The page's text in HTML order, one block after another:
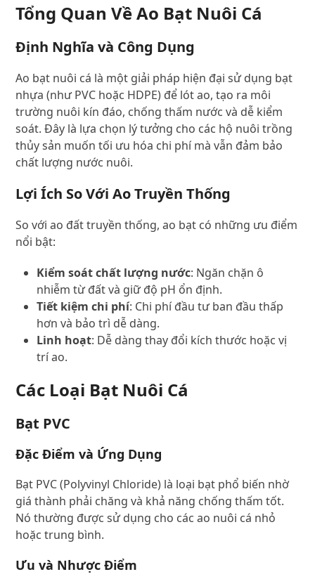
bền
số
Tổng Quan Về Ao Bạt Nuôi Cá
Định Nghĩa và Công Dụng
Ao bạt nuôi cá là một giải pháp hiện đại sử dụng bạt
nhựa (như PVC hoặc HDPE) để lót ao, tạo ra môi
trường nuôi kín đáo, chống thấm nước và dễ kiểm
soát. Đây là lựa chọn lý tưởng cho các hộ nuôi trồng
thủy sản muốn tối ưu hóa chi phí mà vẫn đảm bảo
chất lượng nước nuôi.
Lợi Ích So Với Ao Truyền Thống
So với ao đất truyền thống, ao bạt có những ưu điểm
nổi bật:
Kiểm soát chất lượng nước: Ngăn chặn ô
nhiễm từ đất và giữ độ pH ổn định.
Tiết kiệm chi phí: Chi phí đầu tư ban đầu thấp
hơn và bảo trì dễ dàng.
Linh hoạt: Dễ dàng thay đổi kích thước hoặc vị
trí ao.
Các Loại Bạt Nuôi Cá
Bạt PVC
Đặc Điểm và Ứng Dụng
Bạt PVC (Polyvinyl Chloride) là loại bạt phổ biến nhờ
giá thành phải chăng và khả năng chống thấm tốt.
Nó thường được sử dụng cho các ao nuôi cá nhỏ
hoặc trung bình.
Ưu và Nhược Điểm